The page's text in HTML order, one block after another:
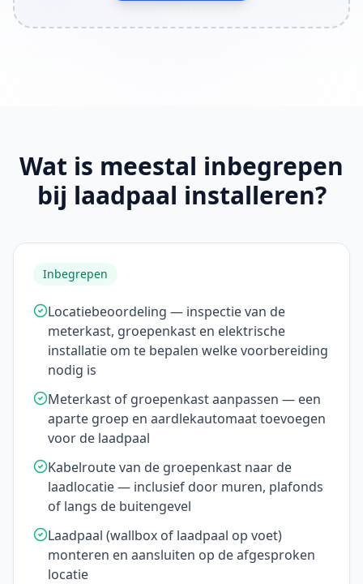
Wat is meestal inbegrepen
bij laadpaal installeren?
Inbegrepen
Locatiebeoordeling — inspectie van de
meterkast, groepenkast en elektrische
installatie om te bepalen welke voorbereiding
nodig is
Meterkast of groepenkast aanpassen — een
aparte groep en aardlekautomaat toevoegen
voor de laadpaal
Kabelroute van de groepenkast naar de
laadlocatie — inclusief door muren, plafonds
of langs de buitengevel
Laadpaal (wallbox of laadpaal op voet)
monteren en aansluiten op de afgesproken
locatie